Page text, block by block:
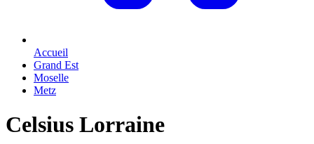
Accueil
Grand Est
Moselle
Metz
Celsius Lorraine